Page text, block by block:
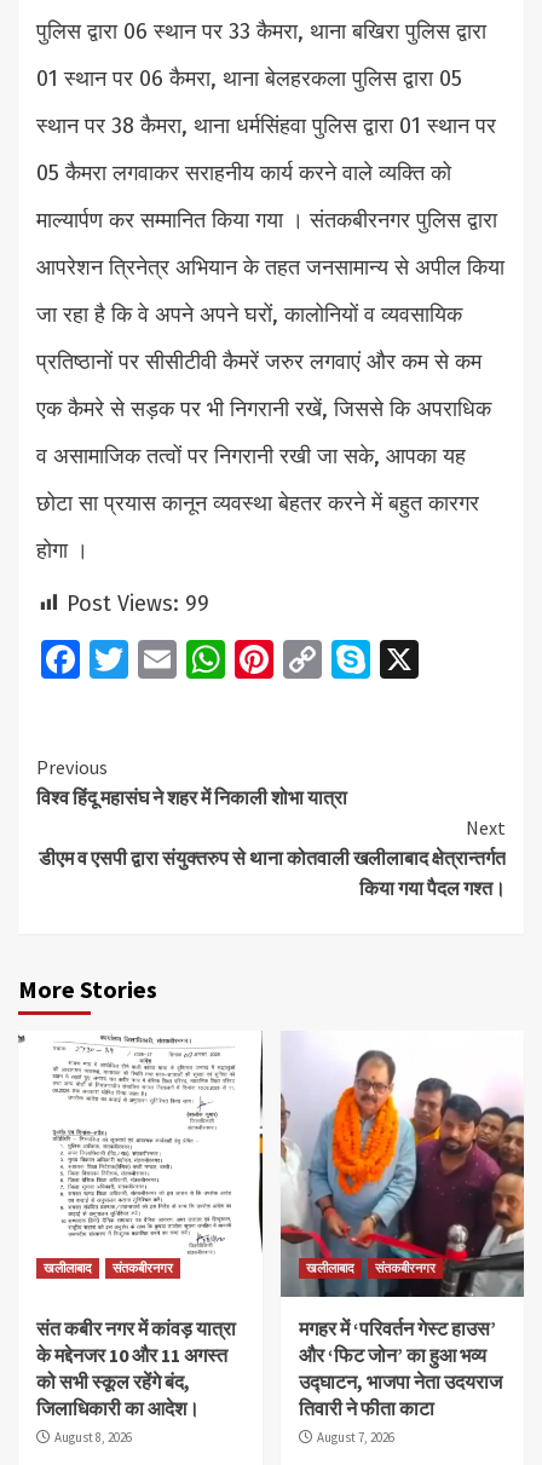
पुलिस द्वारा 06 स्थान पर 33 कैमरा, थाना बखिरा पुलिस द्वारा
01 स्थान पर 06 कैमरा, थाना बेलहरकला पुलिस द्वारा 05
स्थान पर 38 कैमरा, थाना धर्मसिंहवा पुलिस द्वारा 01 स्थान पर
05 कैमरा लगवाकर सराहनीय कार्य करने वाले व्यक्ति को
माल्यार्पण कर सम्मानित किया गया । संतकबीरनगर पुलिस द्वारा
आपरेशन त्रिनेत्र अभियान के तहत जनसामान्य से अपील किया
जा रहा है कि वे अपने अपने घरों, कालोनियों व व्यवसायिक
प्रतिष्ठानों पर सीसीटीवी कैमरें जरुर लगवाएं और कम से कम
एक कैमरे से सड़क पर भी निगरानी रखें, जिससे कि अपराधिक
व असामाजिक तत्वों पर निगरानी रखी जा सके, आपका यह
छोटा सा प्रयास कानून व्यवस्था बेहतर करने में बहुत कारगर
होगा ।
Post Views: 99
Facebook
Twitter
EmailWhatsApp
Pinterest
CopySkype
Continue
Reading
Previous
विश्व हिंदू महासंघ ने शहर में निकाली शोभा यात्रा
Next
डीएम व एसपी द्वारा संयुक्तरुप से थाना कोतवाली खलीलाबाद क्षेत्रान्तर्गत
किया गया पैदल गश्त।
More Stories
खलीलाबाद संतकबीरनगर
संत कबीर नगर में कांवड़ यात्रा
के मद्देनजर 10 और 11 अगस्त
को सभी स्कूल रहेंगे बंद,
जिलाधिकारी का आदेश।
August 8, 2026
खलीलाबाद संतकबीरनगर
मगहर में ‘परिवर्तन गेस्ट हाउस’
और ‘फिट जोन’ का हुआ भव्य
उद्घाटन, भाजपा नेता उदयराज
तिवारी ने फीता काटा
August 7, 2026